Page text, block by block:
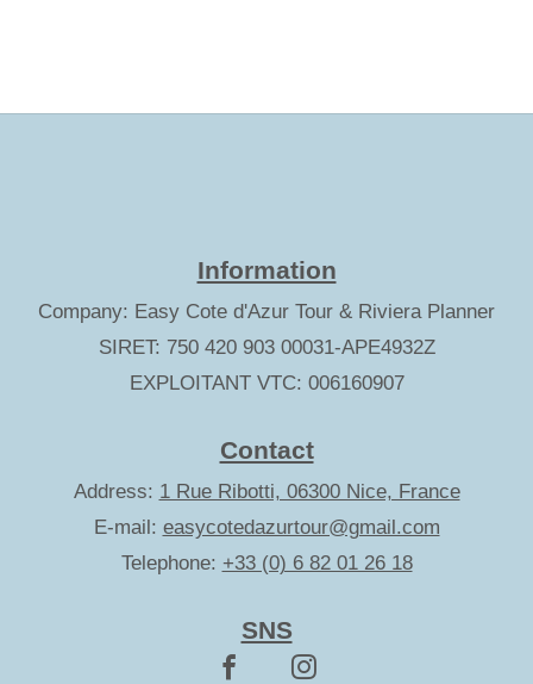
Information
Company: Easy Cote d'Azur Tour & Riviera Planner
SIRET: 750 420 903 00031-APE4932Z
EXPLOITANT VTC: 006160907
Contact
Address: 1 Rue Ribotti, 06300 Nice, France
E-mail: easycotedazurtour@gmail.com
Telephone: +33 (0) 6 82 01 26 18
SNS